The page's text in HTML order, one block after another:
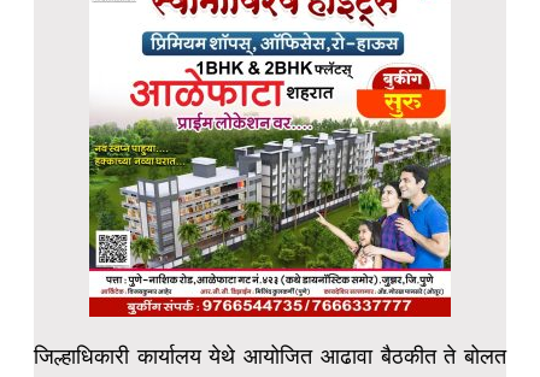
जिल्हाधिकारी कार्यालय येथे आयोजित आढावा बैठकीत ते बोलत